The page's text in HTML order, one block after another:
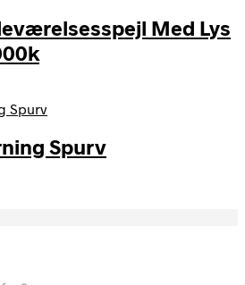
Med Lys
Spurv